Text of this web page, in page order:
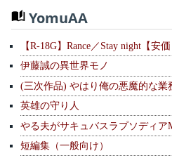
YomuAA
【R-18G】Rance／Stay night【安
伊藤誠の異世界モノ
(三次作品) やはり俺の悪魔的な業
英雄の守り人
やる夫がサキュバスラプソディア
短編集（一般向け）